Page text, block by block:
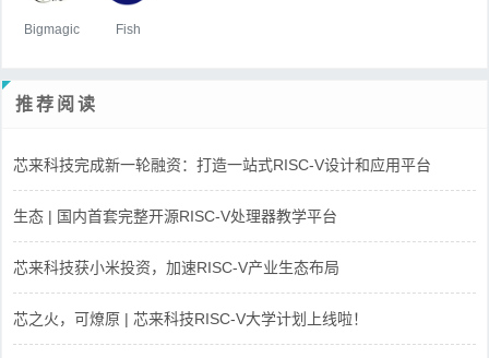
Bigmagic Fish
推荐阅读
芯来科技完成新一轮融资：打造一站式RISC-V设计和应用平台
生态 | 国内首套完整开源RISC-V处理器教学平台
芯来科技获小米投资，加速RISC-V产业生态布局
芯之火，可燎原 | 芯来科技RISC-V大学计划上线啦！